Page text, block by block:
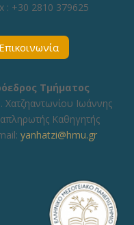
: +30 2810 379625
Επικοινωνία
Τμήματος
Χατζηαντωνίου Ιωάννης
Καθηγητής
yanhatzi@hmu.gr